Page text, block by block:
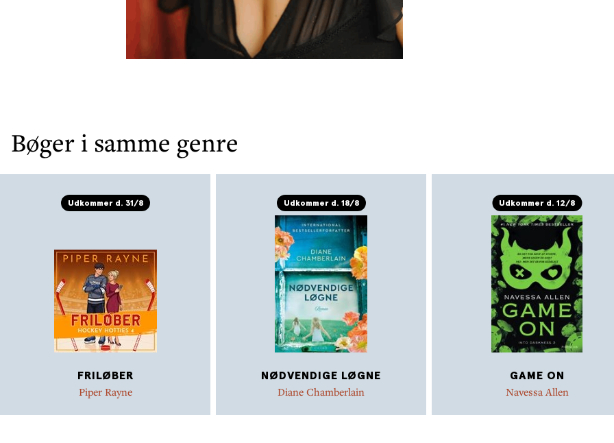
Bøger i samme genre
Udkommer d. 31/8
FRILØBER
Piper Rayne
Udkommer d. 18/8
NØDVENDIGE LØGNE
Diane Chamberlain
Udkommer d. 12/8
GAME ON
Navessa Allen